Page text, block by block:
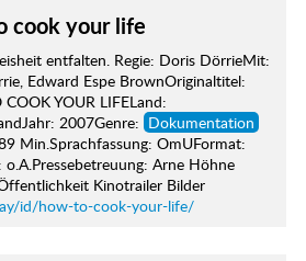
cook your life
entfalten. Regie: Doris DörrieMit:
Edward Espe BrownOriginaltitel:
YOUR LIFELand:
2007Genre: Dokumentation
Min.Sprachfassung: OmUFormat:
o.A.Pressebetreuung: Arne Höhne
Kinotrailer Bilder
id/how-to-cook-your-life/